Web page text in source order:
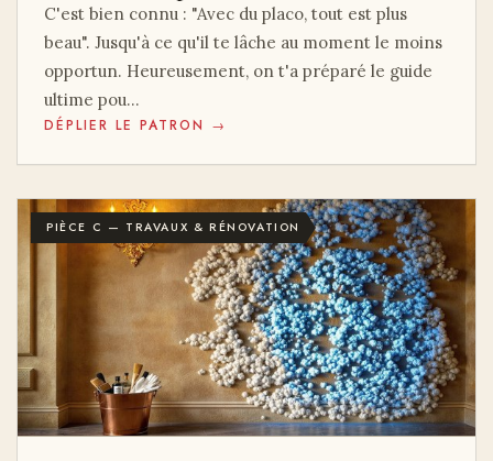
C'est bien connu : "Avec du placo, tout est plus
beau". Jusqu'à ce qu'il te lâche au moment le moins
opportun. Heureusement, on t'a préparé le guide
ultime pou…
DÉPLIER LE PATRON →
PIÈCE C — TRAVAUX & RÉNOVATION